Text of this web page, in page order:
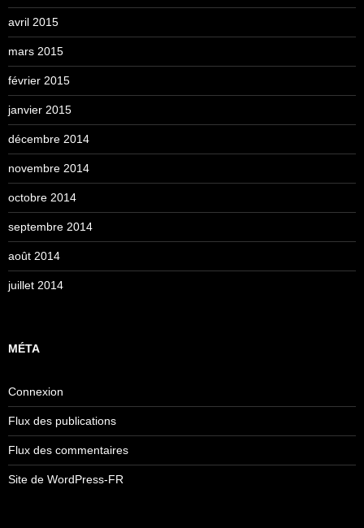
avril 2015
mars 2015
février 2015
janvier 2015
décembre 2014
novembre 2014
octobre 2014
septembre 2014
août 2014
juillet 2014
MÉTA
Connexion
Flux des publications
Flux des commentaires
Site de WordPress-FR